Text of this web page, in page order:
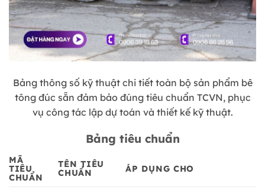
Bảng thông số kỹ thuật chi tiết toàn bộ sản phẩm bê
tông đúc sẵn đảm bảo đúng tiêu chuẩn TCVN, phục
vụ công tác lập dự toán và thiết kế kỹ thuật.
Bảng tiêu chuẩn
MÃ
TIÊU
CHUẨN
TÊN TIÊU
CHUẨN
ÁP DỤNG CHO